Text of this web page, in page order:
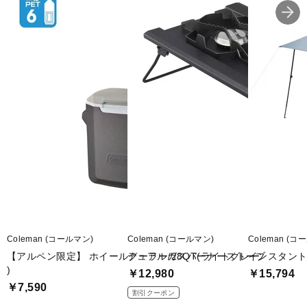
Coleman (コールマン)
【アルペン限定】 ホイールクーラー/28QT(ライトグレー
)
￥7,590
Coleman (コールマン)
デュアルガスバーナーストーブ
￥12,980
割引クーポン
Coleman (コ
インスタン
￥15,794